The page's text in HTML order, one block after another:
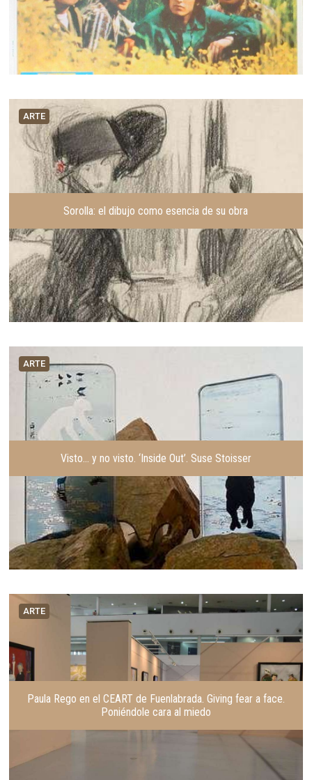
ARTE
Sorolla: el dibujo como esencia de su obra
ARTE
Visto… y no visto. ‘Inside Out’. Suse Stoisser
ARTE
Paula Rego en el CEART de Fuenlabrada. Giving fear a face.
Poniéndole cara al miedo